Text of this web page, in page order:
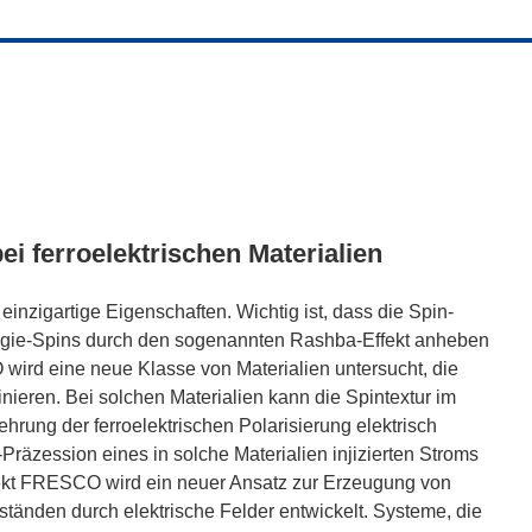
ferroelektrischen Materialien
Eigenschaften. Wichtig ist, dass die Spin-
Spins durch den sogenannten Rashba-Effekt anheben
eine neue Klasse von Materialien untersucht, die
Bei solchen Materialien kann die Spintextur im
der ferroelektrischen Polarisierung elektrisch
eines in solche Materialien injizierten Stroms
FRESCO wird ein neuer Ansatz zur Erzeugung von
durch elektrische Felder entwickelt. Systeme, die